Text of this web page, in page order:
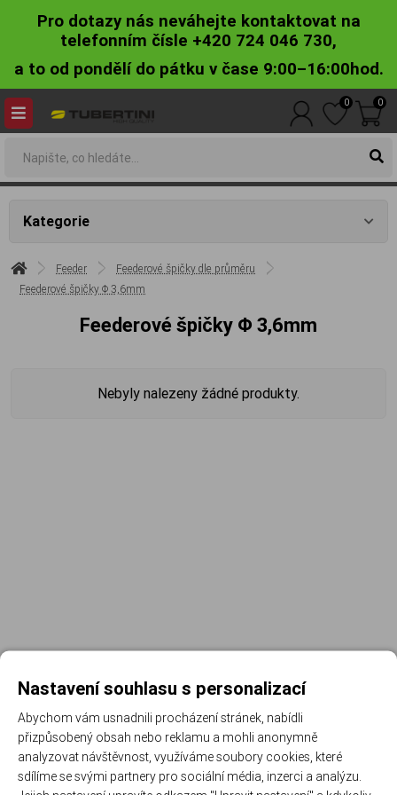
Pro dotazy nás neváhejte kontaktovat na
telefonním čísle +420 724 046 730,
a to od pondělí do pátku v čase 9:00–16:00hod.
0 0
Kategorie
Feeder
Feederové špičky dle průměru
Feederové špičky Φ 3,6mm
Feederové špičky Φ 3,6mm
Nebyly nalezeny žádné produkty.
Registrujte se k odběru newsletteru a už Vám
nic neunikne
Nastavení souhlasu s personalizací
Abychom vám usnadnili procházení stránek, nabídli
přizpůsobený obsah nebo reklamu a mohli anonymně
analyzovat návštěvnost, využíváme soubory cookies, které
sdílíme se svými partnery pro sociální média, inzerci a analýzu.